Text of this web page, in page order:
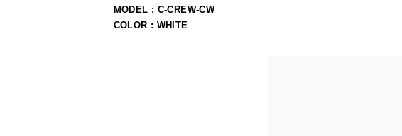
MODEL : C-CREW-CW
COLOR : WHITE